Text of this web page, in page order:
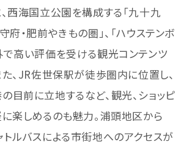
西海国立公園を構成する「九十九
府・肥前やきもの圏」、「ハウステンボ
で高い評価を受ける観光コンテンツ
た、JR佐世保駅が徒歩圏内に位置し、
目前に立地するなど、観光、ショッピ
に楽しめるのも魅力。浦頭地区から
トルバスによる市街地へのアクセスが